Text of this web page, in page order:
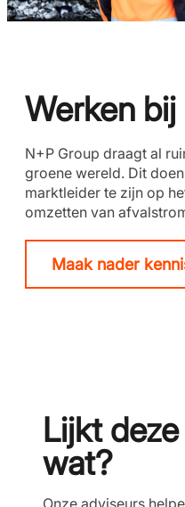
Werken
N+P Group draagt al
groene wereld. Dit
marktleider te zijn op
omzetten van
Maak nader
Lijkt
wat?
Onze adviseurs